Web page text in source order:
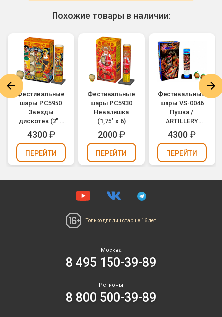
Похожие товары в наличии:
Фестивальные
шары РС5950
Звезды
дискотек (2" х
6)
4300₽
ПЕРЕЙТИ
Фестивальные
шары РС5930
Неваляшка
(1,75" х 6)
2000₽
ПЕРЕЙТИ
Фестивальные
шары VS-0046
Пушка /
ARTILLERY
SHELLS (2" х 8)
4300₽
ПЕРЕЙТИ
Только для лиц старше 16 лет
Москва
8 495 150-39-89
Регионы
8 800 500-39-89